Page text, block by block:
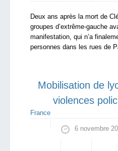
Deux ans après la mort de
groupes d’extrême-gauche
manifestation, qui n’a
personnes dans les rues de
Mobilisation de
violences
France
6 novembre